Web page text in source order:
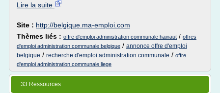
Lire la suite
Site : http://belgique.ma-emploi.com
Thèmes liés : offre d'emploi administration communale hainaut / offres
d'emploi administration communale belgique / annonce offre d'emploi
belgique / recherche d'emploi administration communale / offre
d'emploi administration communale liege
33 Ressources